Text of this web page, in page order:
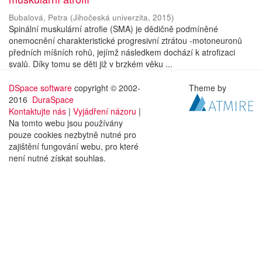
Bubalová, Petra (Jihočeská univerzita, 2015)
Spinální muskulární atrofie (SMA) je dědičně podmíněné
onemocnění charakteristické progresivní ztrátou -motoneuronů
předních míšních rohů, jejímž následkem dochází k atrofizaci
svalů. Díky tomu se děti již v brzkém věku ...
DSpace software copyright © 2002-
2016 DuraSpace
Kontaktujte nás | Vyjádření názoru |
Na tomto webu jsou používány
pouze cookies nezbytně nutné pro
zajištění fungování webu, pro které
není nutné získat souhlas.
Theme by